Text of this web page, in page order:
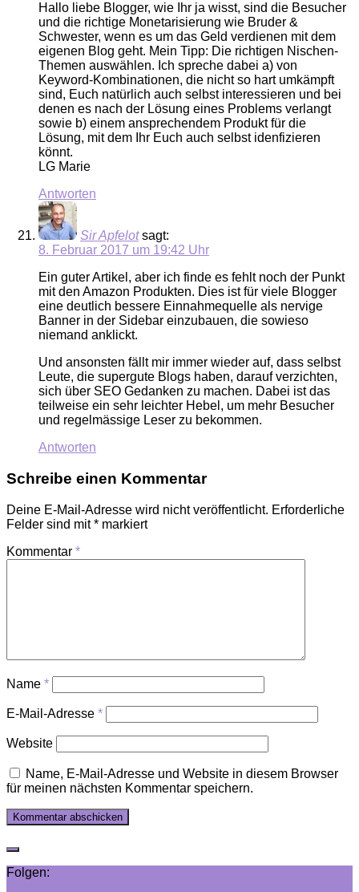
Hallo liebe Blogger, wie Ihr ja wisst, sind die Besucher
und die richtige Monetarisierung wie Bruder &
Schwester, wenn es um das Geld verdienen mit dem
eigenen Blog geht. Mein Tipp: Die richtigen Nischen-
Themen auswählen. Ich spreche dabei a) von
Keyword-Kombinationen, die nicht so hart umkämpft
sind, Euch natürlich auch selbst interessieren und bei
denen es nach der Lösung eines Problems verlangt
sowie b) einem ansprechendem Produkt für die
Lösung, mit dem Ihr Euch auch selbst idenfizieren
könnt.
LG Marie
Antworten
Sir Apfelot sagt:
8. Februar 2017 um 19:42 Uhr
Ein guter Artikel, aber ich finde es fehlt noch der Punkt
mit den Amazon Produkten. Dies ist für viele Blogger
eine deutlich bessere Einnahmequelle als nervige
Banner in der Sidebar einzubauen, die sowieso
niemand anklickt.
Und ansonsten fällt mir immer wieder auf, dass selbst
Leute, die supergute Blogs haben, darauf verzichten,
sich über SEO Gedanken zu machen. Dabei ist das
teilweise ein sehr leichter Hebel, um mehr Besucher
und regelmässige Leser zu bekommen.
Antworten
Schreibe einen Kommentar
Deine E-Mail-Adresse wird nicht veröffentlicht. Erforderliche
Felder sind mit* markiert
Kommentar *
Name *
E-Mail-Adresse *
Website
Name, E-Mail-Adresse und Website in diesem Browser
für meinen nächsten Kommentar speichern.
Folgen: